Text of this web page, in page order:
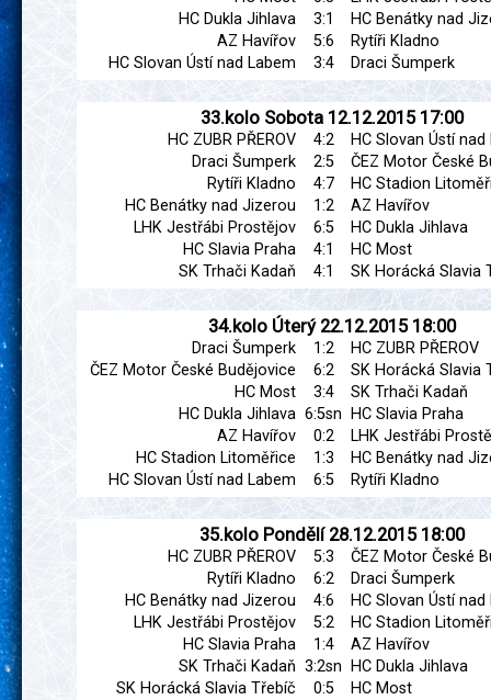
HC Dukla Jihlava
3:1
HC Benátky nad
AZ Havířov
5:6
Rytíři Kladno
HC Slovan Ústí nad Labem
3:4 Draci Šumperk
33.kolo Sobota 12.12.2015 17:00
HC ZUBR PŘEROV 4:2
HC Slovan Ústí nad
Draci Šumperk
2:5
ČEZ Motor České
Rytíři Kladno
4:7
HC Stadion
HC Benátky nad Jizerou
1:2
AZ Havířov
LHK Jestřábi Prostějov
6:5
HC Dukla Jihlava
HC Slavia Praha
4:1
HC Most
SK Trhači Kadaň
4:1 SK Horácká Slavia
34.kolo Úterý 22.12.2015 18:00
Draci Šumperk 1:2
HC ZUBR PŘEROV
ČEZ Motor České Budějovice
6:2
SK Horácká Slavia
HC Most
3:4
SK Trhači Kadaň
HC Dukla Jihlava 6:5sn
HC Slavia Praha
AZ Havířov
0:2
LHK Jestřábi
HC Stadion Litoměřice
1:3
HC Benátky nad
HC Slovan Ústí nad Labem
6:5 Rytíři Kladno
35.kolo Pondělí 28.12.2015 18:00
HC ZUBR PŘEROV 5:3
ČEZ Motor České
Rytíři Kladno
6:2
Draci Šumperk
HC Benátky nad Jizerou
4:6
HC Slovan Ústí nad
LHK Jestřábi Prostějov
5:2
HC Stadion
HC Slavia Praha
1:4
AZ Havířov
SK Trhači Kadaň 3:2sn
HC Dukla Jihlava
SK Horácká Slavia Třebíč
0:5 HC Most